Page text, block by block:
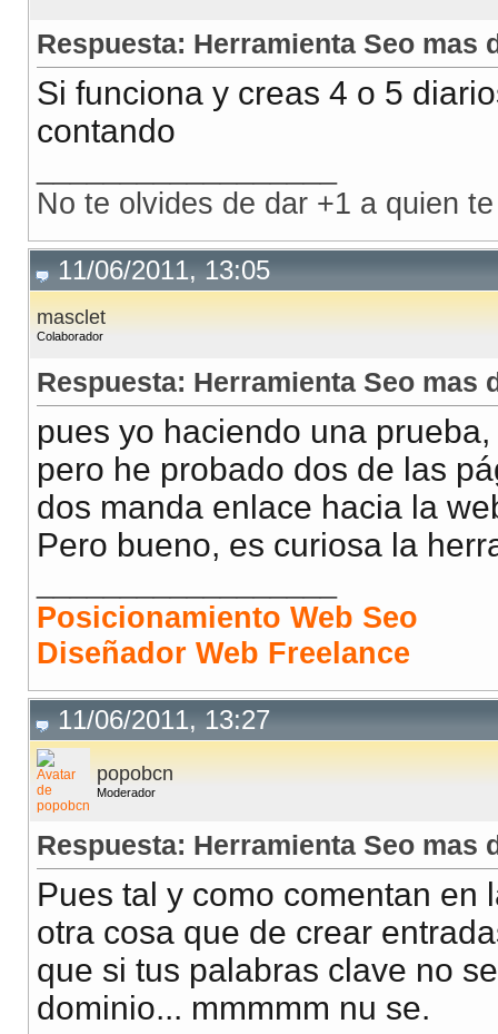
Respuesta: Herramienta Seo mas
Si funciona y creas 4 o 5
contando
No te olvides de dar +1 a quien
11/06/2011, 13:05
masclet
Colaborador
Respuesta: Herramienta Seo mas
pues yo haciendo una
pero he probado dos de las
dos manda enlace hacia la
Pero bueno, es curiosa la
Posicionamiento Web Seo
Diseñador Web Freelance
11/06/2011, 13:27
popobcn
Moderador
Respuesta: Herramienta Seo mas
Pues tal y como comentan en
otra cosa que de crear
que si tus palabras clave no
dominio... mmmmm nu se.